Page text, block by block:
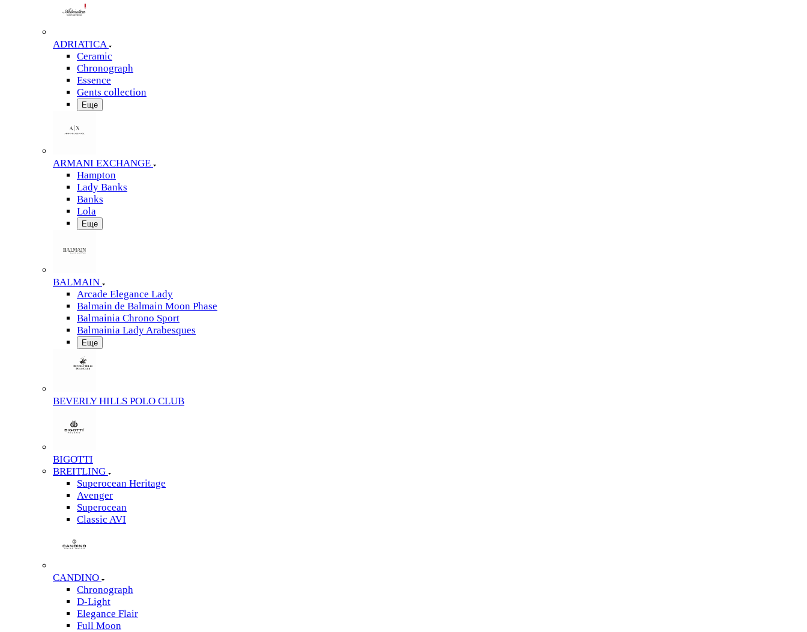
ADRIATICA
Ceramic
Chronograph
Essence
Gents collection
Еще
ARMANI EXCHANGE
Hampton
Lady Banks
Banks
Lola
Еще
BALMAIN
Arcade Elegance Lady
Balmain de Balmain Moon Phase
Balmainia Chrono Sport
Balmainia Lady Arabesques
Еще
BEVERLY HILLS POLO CLUB
BIGOTTI
BREITLING
Superocean Heritage
Avenger
Superocean
Classic AVI
CANDINO
Chronograph
D-Light
Elegance Flair
Full Moon